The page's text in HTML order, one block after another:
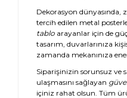
Dekorasyon dünyasında,
tercih edilen metal
tablo arayanlar için de
tasarım, duvarlarınıza
zamanda mekanınıza
Siparişinizin sorunsuz ve
ulaşmasını sağlayan
içiniz rahat olsun. Tüm